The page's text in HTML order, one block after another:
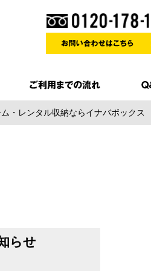
・レンタル収納ならイナバボックス
らせ